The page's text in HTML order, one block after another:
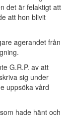
det är felaktigt att
att hon blivit
agerandet från
G.R.P. av att
sig under
uppsöka vård
hade hänt och